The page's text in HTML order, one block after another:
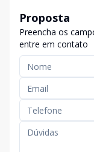
Proposta
Preencha os
entre em contato